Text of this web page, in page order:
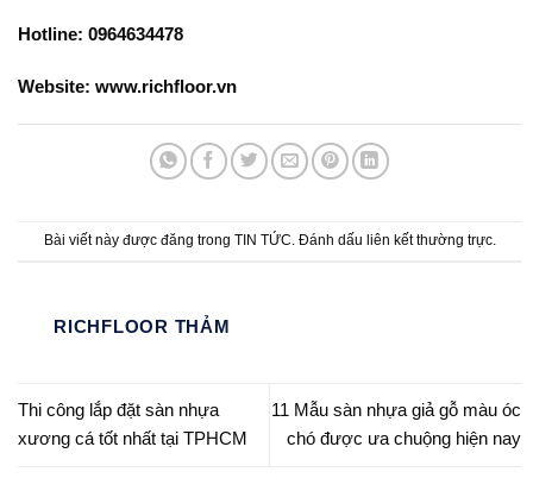
Hotline: 0964634478
Website: www.richfloor.vn
Bài viết này được đăng trong TIN TỨC. Đánh dấu liên kết thường trực.
RICHFLOOR THẢM
Thi công lắp đặt sàn nhựa
xương cá tốt nhất tại TPHCM
11 Mẫu sàn nhựa giả gỗ màu óc
chó được ưa chuộng hiện nay